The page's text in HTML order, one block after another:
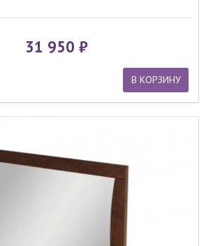
31 950
В КОРЗИНУ